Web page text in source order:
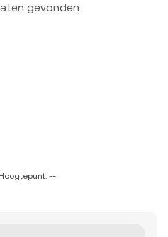
gevonden
Hoogtepunt: --